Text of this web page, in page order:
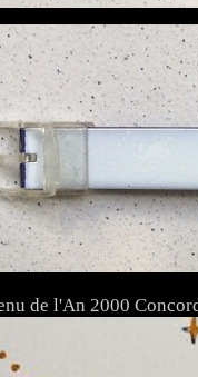
de l'An 2000